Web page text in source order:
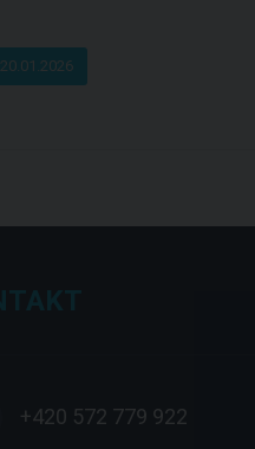
20.01.2026
+420 572 779 922